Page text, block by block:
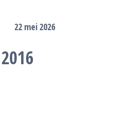
22 mei 2026